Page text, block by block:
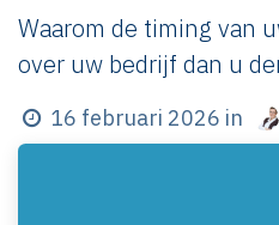
Waarom de timing van
over uw bedrijf dan u
16 februari 2026 in